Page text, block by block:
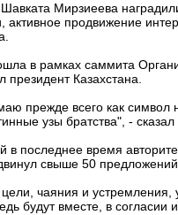
Шавката Мирзиеева
активное продвижение
в рамках саммита
президент Казахстана.
прежде всего как
узы братства", -
в последнее время
свыше 50
чаяния и
будут вместе, в